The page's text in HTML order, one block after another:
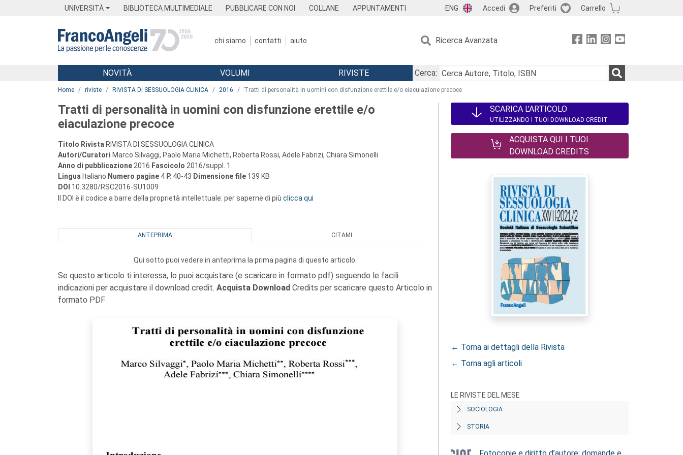
UNIVERSITÀ BIBLIOTECA MULTIMEDIALE PUBBLICARE CON NOI COLLANE APPUNTAMENTI ENG Accedi Preferiti Carrello
chi siamo contatti aiuto Ricerca Avanzata
Menu
NOVITÀ VOLUMI RIVISTE
Cerca:
Home riviste RIVISTA DI SESSUOLOGIA CLINICA 2016 Tratti di personalità in uomini con disfunzione erettile e/o eiaculazione precoce
Tratti di personalità in uomini con disfunzione erettile e/o
eiaculazione precoce
Titolo Rivista RIVISTA DI SESSUOLOGIA CLINICA
Autori/Curatori Marco Silvaggi, Paolo Maria Michetti, Roberta Rossi, Adele Fabrizi, Chiara Simonelli
Anno di pubblicazione 2016 Fascicolo 2016/suppl. 1
Lingua Italiano Numero pagine 4 P. 40-43 Dimensione file 139 KB
DOI 10.3280/RSC2016-SU1009
Il DOI è il codice a barre della proprietà intellettuale: per saperne di più clicca qui
ANTEPRIMA CITAMI
Qui sotto puoi vedere in anteprima la prima pagina di questo articolo.
Se questo articolo ti interessa, lo puoi acquistare (e scaricare in formato pdf) seguendo le facili
indicazioni per acquistare il download credit. Acquista Download Credits per scaricare questo Articolo in
formato PDF
SCARICA L'ARTICOLO
UTILIZZANDO I TUOI DOWNLOAD CREDIT
ACQUISTA QUI I TUOI
DOWNLOAD CREDITS
← Torna ai dettagli della Rivista
← Torna agli articoli
LE RIVISTE DEL MESE
SOCIOLOGIA
STORIA